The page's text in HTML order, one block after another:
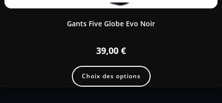
Gants Five Globe Evo Noir
39,00 €
Choix des options